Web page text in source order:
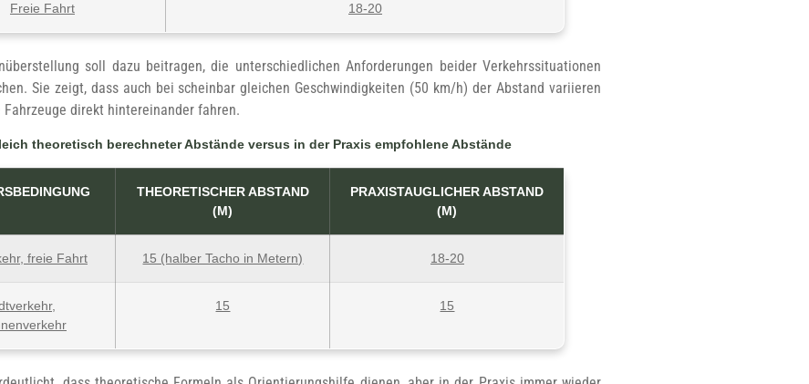
Freie Fahrt 18-20
soll dazu beitragen, die unterschiedlichen Anforderungen beider Verkehrssituationen
Sie zeigt, dass auch bei scheinbar gleichen Geschwindigkeiten (50 km/h) der Abstand variieren
Fahrzeuge direkt hintereinander fahren.
theoretisch berechneter Abstände versus in der Praxis empfohlene Abstände
THEORETISCHER ABSTAND
(M)
PRAXISTAUGLICHER ABSTAND
(M)
freie Fahrt 15 (halber Tacho in Metern) 18-20
15 15